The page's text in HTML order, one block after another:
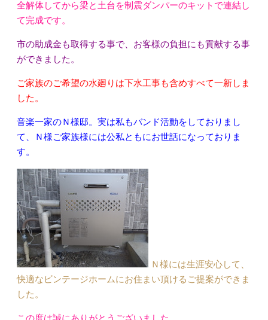
全解体してから梁と土台を制震ダンパーのキットで連結し
て完成です。
市の助成金も取得する事で、お客様の負担にも貢献する事
ができました。
ご家族のご希望の水廻りは下水工事も含めすべて一新しま
した。
音楽一家のＮ様邸。実は私もバンド活動をしておりまし
て、Ｎ様ご家族様には公私ともにお世話になっておりま
す。
Ｎ様には生涯安心して、
快適なビンテージホームにお住まい頂けるご提案ができま
した。